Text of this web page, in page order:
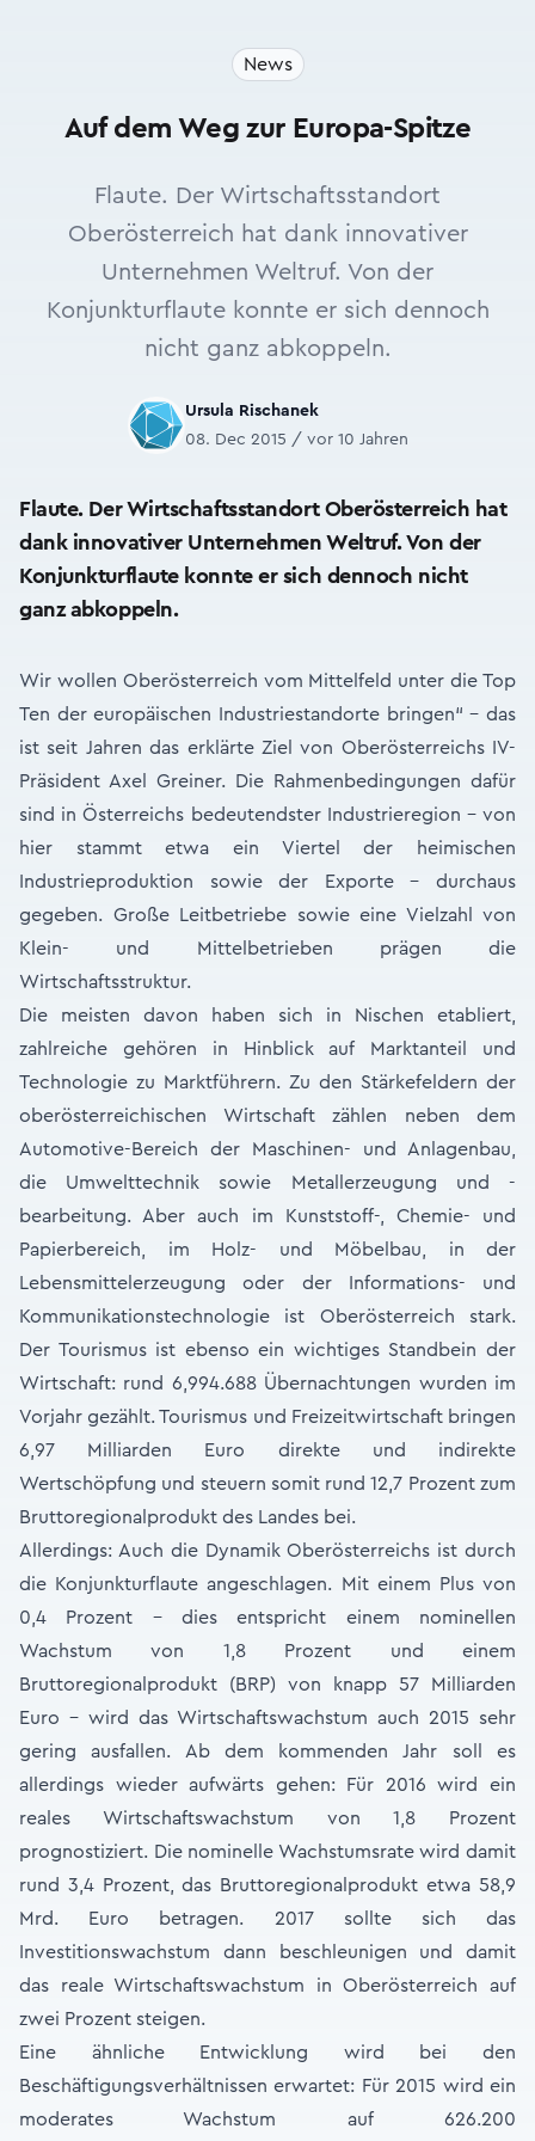
News
Auf dem Weg zur Europa-Spitze
Flaute. Der Wirtschaftsstandort
Oberösterreich hat dank innovativer
Unternehmen Weltruf. Von der
Konjunkturflaute konnte er sich dennoch
nicht ganz abkoppeln.
Ursula Rischanek
08. Dec 2015 / vor 10 Jahren
Flaute. Der Wirtschaftsstandort Oberösterreich hat
dank innovativer Unternehmen Weltruf. Von der
Konjunkturflaute konnte er sich dennoch nicht
ganz abkoppeln.
Wir wollen Oberösterreich vom Mittelfeld unter die Top
Ten der europäischen Industriestandorte bringen“ - das
ist seit Jahren das erklärte Ziel von Oberösterreichs IV-
Präsident Axel Greiner. Die Rahmenbedingungen dafür
sind in Österreichs bedeutendster Industrieregion – von
hier stammt etwa ein Viertel der heimischen
Industrieproduktion sowie der Exporte - durchaus
gegeben. Große Leitbetriebe sowie eine Vielzahl von
Klein- und Mittelbetrieben prägen die
Wirtschaftsstruktur.
Die meisten davon haben sich in Nischen etabliert,
zahlreiche gehören in Hinblick auf Marktanteil und
Technologie zu Marktführern. Zu den Stärkefeldern der
oberösterreichischen Wirtschaft zählen neben dem
Automotive-Bereich der Maschinen- und Anlagenbau,
die Umwelttechnik sowie Metallerzeugung und -
bearbeitung. Aber auch im Kunststoff-, Chemie- und
Papierbereich, im Holz- und Möbelbau, in der
Lebensmittelerzeugung oder der Informations- und
Kommunikationstechnologie ist Oberösterreich stark.
Der Tourismus ist ebenso ein wichtiges Standbein der
Wirtschaft: rund 6,994.688 Übernachtungen wurden im
Vorjahr gezählt. Tourismus und Freizeitwirtschaft bringen
6,97 Milliarden Euro direkte und indirekte
Wertschöpfung und steuern somit rund 12,7 Prozent zum
Bruttoregionalprodukt des Landes bei.
Allerdings: Auch die Dynamik Oberösterreichs ist durch
die Konjunkturflaute angeschlagen. Mit einem Plus von
0,4 Prozent - dies entspricht einem nominellen
Wachstum von 1,8 Prozent und einem
Bruttoregionalprodukt (BRP) von knapp 57 Milliarden
Euro - wird das Wirtschaftswachstum auch 2015 sehr
gering ausfallen. Ab dem kommenden Jahr soll es
allerdings wieder aufwärts gehen: Für 2016 wird ein
reales Wirtschaftswachstum von 1,8 Prozent
prognostiziert. Die nominelle Wachstumsrate wird damit
rund 3,4 Prozent, das Bruttoregionalprodukt etwa 58,9
Mrd. Euro betragen. 2017 sollte sich das
Investitionswachstum dann beschleunigen und damit
das reale Wirtschaftswachstum in Oberösterreich auf
zwei Prozent steigen.
Eine ähnliche Entwicklung wird bei den
Beschäftigungsverhältnissen erwartet: Für 2015 wird ein
moderates Wachstum auf 626.200